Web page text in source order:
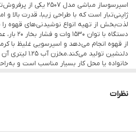
سیستم خاموشی خودکار دارد
رنگ مشکی استیل
اسپرسوساز مباشی مدل
ژاپنی‌تبار است که با طراحی زیبا، قدرت بالا و
لذت‌بخش از تهیه انواع نوشیدنی‌های قهوه
دستگاه با
از قهوه انجام می‌دهد و اسپرسویی غلیظ با
دلنشین تولید
خانواده یا محل کار بسیار مناسب است و
موکاهای حرفه‌ای بسازید.بدنه‌ی استیل براق،
نظرات